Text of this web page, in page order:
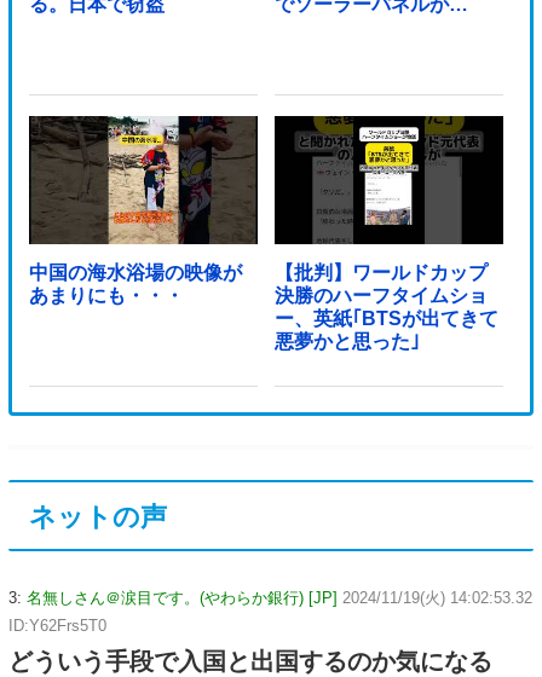
中国の海水浴場の映像が
あまりにも・・・
【批判】ワールドカップ
決勝のハーフタイムショ
ー、英紙｢BTSが出てきて
悪夢かと思った｣
ネットの声
3: 名無しさん＠涙目です。(やわらか銀行) [JP] 2024/11/19(火) 14:02:53.32
ID:Y62Frs5T0
どういう手段で入国と出国するのか気になる